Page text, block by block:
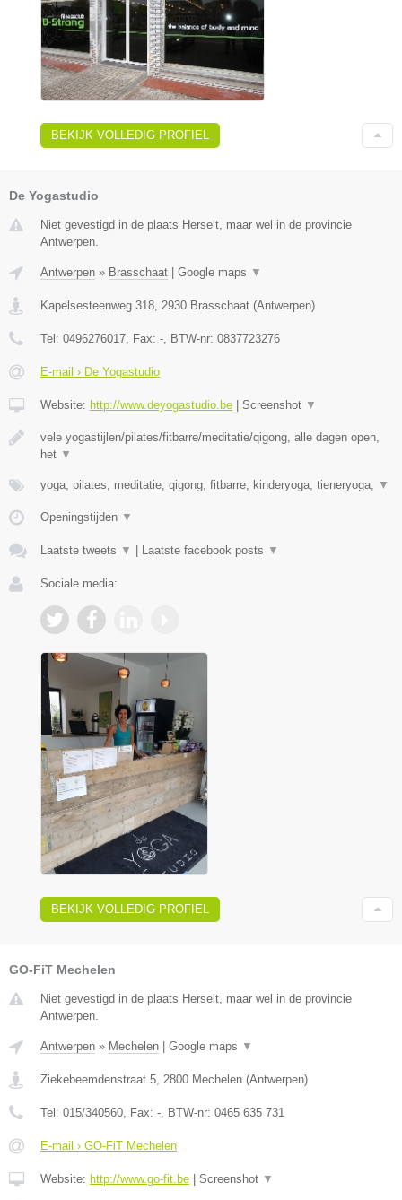
BEKIJK VOLLEDIG PROFIEL
De Yogastudio
Niet gevestigd in de plaats Herselt, maar wel in de provincie
Antwerpen.
Antwerpen » Brasschaat | Google maps ▼
Kapelsesteenweg 318 2930 Brasschaat (Antwerpen)
Tel: 0496276017 , Fax: - , BTW-nr: 0837723276
E-mail › De Yogastudio
Website: http://www.deyogastudio.be | Screenshot ▼
vele yogastijlen/pilates/fitbarre/meditatie/qigong, alle dagen open,
het ▼
yoga, pilates, meditatie, qigong, fitbarre, kinderyoga, tieneryoga, ▼
Openingstijden ▼
Laatste tweets ▼ | Laatste facebook posts ▼
Sociale media:
BEKIJK VOLLEDIG PROFIEL
GO-FiT Mechelen
Niet gevestigd in de plaats Herselt, maar wel in de provincie
Antwerpen.
Antwerpen » Mechelen Google maps ▼
Ziekebeemdenstraat 5 2800 Mechelen (Antwerpen)
Tel: 015/340560 , Fax: - , BTW-nr: 0465 635 731
E-mail › GO-FiT Mechelen
Website: http://www.go-fit.be Screenshot ▼